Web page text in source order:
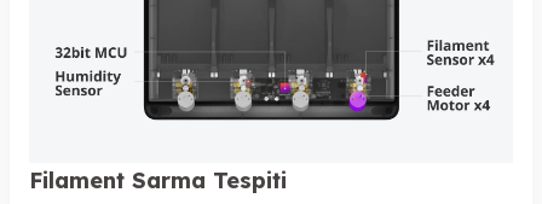
Filament Sarma Tespiti